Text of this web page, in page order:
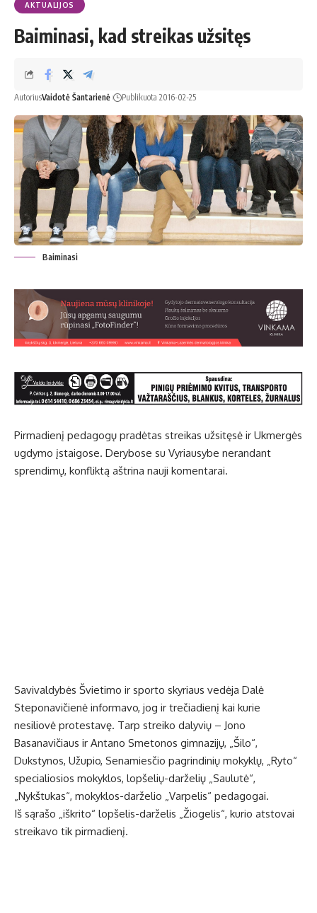
AKTUALIJOS
Baiminasi, kad streikas užsitęs
AutoriusVaidotė Šantarienė Publikuota 2016-02-25
Baiminasi
Pirmadienį pedagogų pradėtas streikas užsitęsė ir Ukmergės
ugdymo įstaigose. Derybose su Vyriausybe nerandant
sprendimų, konfliktą aštrina nauji komentarai.
Savivaldybės Švietimo ir sporto skyriaus vedėja Dalė
Steponavičienė informavo, jog ir trečiadienį kai kurie
nesiliovė protestavę. Tarp streiko dalyvių – Jono
Basanavičiaus ir Antano Smetonos gimnazijų, „Šilo“,
Dukstynos, Užupio, Senamiesčio pagrindinių mokyklų, „Ryto“
specialiosios mokyklos, lopšelių-darželių „Saulutė“,
„Nykštukas“, mokyklos-darželio „Varpelis“ pedagogai.
Iš sąrašo „iškrito“ lopšelis-darželis „Žiogelis“, kurio atstovai
streikavo tik pirmadienį.